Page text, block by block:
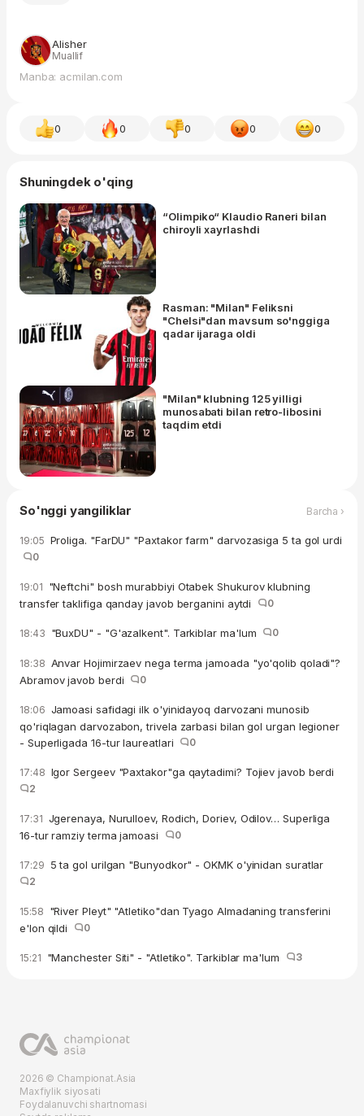
Alisher
Muallif
Manba: acmilan.com
0 0 0 0 0
Shuningdek o'qing
“Olimpiko“ Klaudio Raneri bilan
chiroyli xayrlashdi
Rasman: "Milan" Feliksni
"Chelsi"dan mavsum so'nggiga
qadar ijaraga oldi
"Milan" klubning 125 yilligi
munosabati bilan retro-libosini
taqdim etdi
So'nggi yangiliklar Barcha ›
19:05 Proliga. "FarDU" "Paxtakor farm" darvozasiga 5 ta gol urdi
0
19:01 "Neftchi" bosh murabbiyi Otabek Shukurov klubning
transfer taklifiga qanday javob berganini aytdi
0
18:43 "BuxDU" - "G'azalkent". Tarkiblar ma'lum 0
18:38 Anvar Hojimirzaev nega terma jamoada "yo'qolib qoladi"?
Abramov javob berdi
0
18:06 Jamoasi safidagi ilk o'yinidayoq darvozani munosib
qo'riqlagan darvozabon, trivela zarbasi bilan gol urgan legioner
- Superligada 16-tur laureatlari
0
17:48 Igor Sergeev "Paxtakor"ga qaytadimi? Tojiev javob berdi
2
17:31 Jgerenaya, Nurulloev, Rodich, Doriev, Odilov… Superliga
16-tur ramziy terma jamoasi
0
17:29 5 ta gol urilgan "Bunyodkor" - OKMK o'yinidan suratlar
2
15:58 "River Pleyt" "Atletiko"dan Tyago Almadaning transferini
e'lon qildi
0
15:21 "Manchester Siti" - "Atletiko". Tarkiblar ma'lum 3
2026 © Championat.Asia
Maxfiylik siyosati
Foydalanuvchi shartnomasi